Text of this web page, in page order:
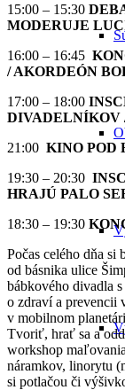
15:00 – 15:30
MODERUJE
16:00 – 16:45
/ AKORDEÓN
17:00 – 18:00
DIVADELNÍKOV
21:00 KINO POD
19:30 – 20:30
HRAJÚ PALO
18:30 – 19:30
Počas celého dňa si
od básnika ulice
bábkového divadla
o zdraví a prevencii
v mobilnom
Tvoriť, hrať sa a
workshop
náramkov, linorytu
si potlačou či